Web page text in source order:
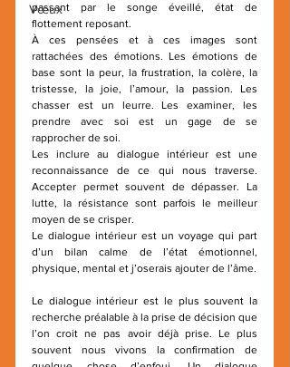
Vœux
passant par le songe éveillé, état de
flottement reposant.
À ces pensées et à ces images sont
rattachées des émotions. Les émotions de
base sont la peur, la frustration, la colère, la
tristesse, la joie, l’amour, la passion. Les
chasser est un leurre. Les examiner, les
prendre avec soi est un gage de se
rapprocher de soi.
Les inclure au dialogue intérieur est une
reconnaissance de ce qui nous traverse.
Accepter permet souvent de dépasser. La
lutte, la résistance sont parfois le meilleur
moyen de se crisper.
Le dialogue intérieur est un voyage qui part
d’un bilan calme de l’état émotionnel,
physique, mental et j’oserais ajouter de l’âme.
Le dialogue intérieur est le plus souvent la
recherche préalable à la prise de décision que
l’on croit ne pas avoir déjà prise. Le plus
souvent nous vivons la confirmation de